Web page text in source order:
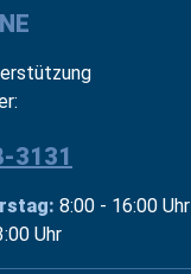
3131
8:00 - 16:00 Uhr
Uhr